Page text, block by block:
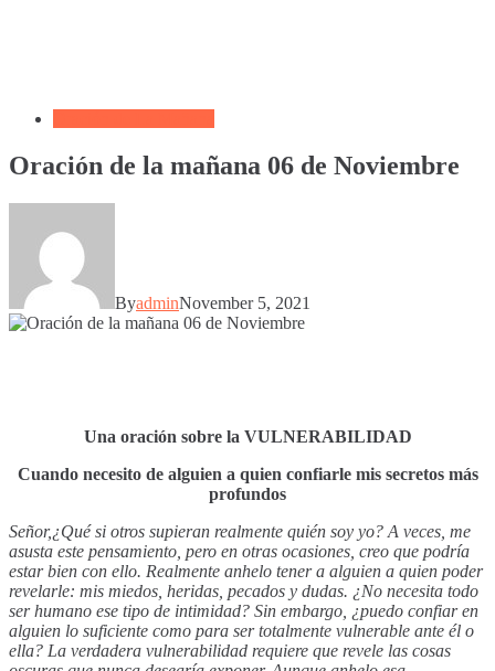
Oración de la mañana 06 de Noviembre
ByadminNovember 5, 2021
Una oración sobre la VULNERABILIDAD
Cuando necesito de alguien a quien confiarle mis secretos más
profundos
Señor,¿Qué si otros supieran realmente quién soy yo? A veces, me
asusta este pensamiento, pero en otras ocasiones, creo que podría
estar bien con ello. Realmente anhelo tener a alguien a quien poder
revelarle: mis miedos, heridas, pecados y dudas. ¿No necesita todo
ser humano ese tipo de intimidad? Sin embargo, ¿puedo confiar en
alguien lo suficiente como para ser totalmente vulnerable ante él o
ella? La verdadera vulnerabilidad requiere que revele las cosas